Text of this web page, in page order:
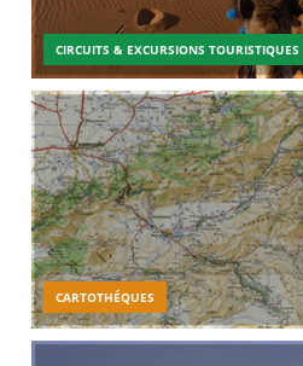
CIRCUITS & EXCURSIONS TOURISTIQUES
CARTOTHÉQUES